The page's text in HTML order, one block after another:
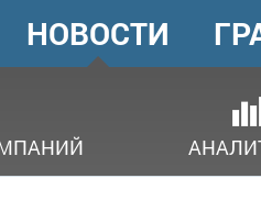
ГОЛОВНЕ
МЕНЮ
НОВОСТИ